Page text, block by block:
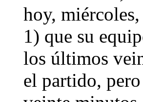
hoy,
1) que su
los últimos
el partido,